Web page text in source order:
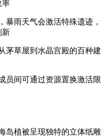
率
暴雨天气会激活特殊遗迹，
新
茅草屋到水晶宫殿的百种建
员间可通过资源置换激活限
岛植被呈现独特的立体纸雕